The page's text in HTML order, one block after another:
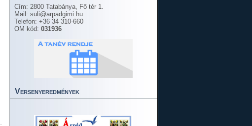
Cím: 2800 Tatabánya, Fő tér 1.
Mail: suli@arpadgimi.hu
Telefon: +36 34 310-660
OM kód: 031936
Versenyeredmények